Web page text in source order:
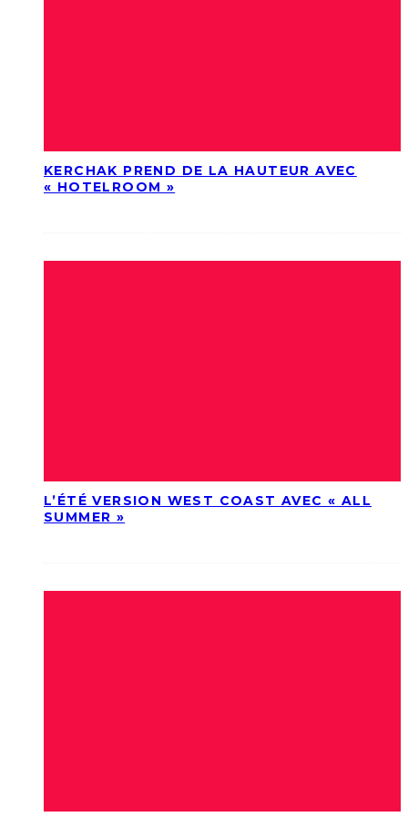
KERCHAK PREND DE LA HAUTEUR AVEC
« HOTELROOM »
L’ÉTÉ VERSION WEST COAST AVEC « ALL
SUMMER »